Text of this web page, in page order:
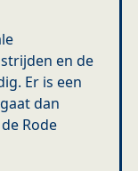
en de
Er is een
dan
Rode